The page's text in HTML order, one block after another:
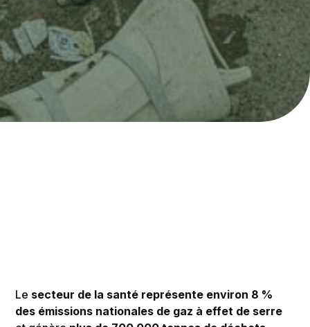
Le secteur de la santé représente environ 8 %
des émissions nationales de gaz à effet de serre